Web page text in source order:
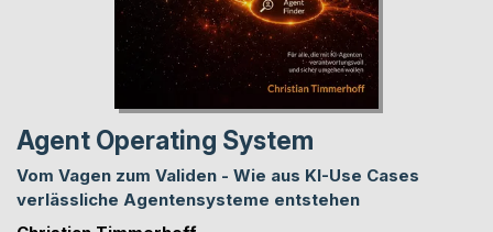
Agent Operating System
Vom Vagen zum Validen - Wie aus KI-Use Cases
verlässliche Agentensysteme entstehen